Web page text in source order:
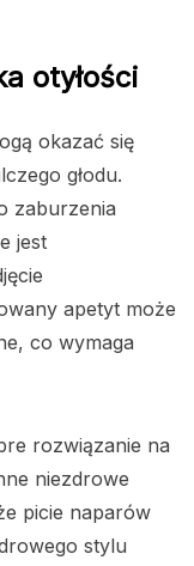
otyłości
okazać się
głodu.
zaburzenia
jest
apetyt może
co wymaga
rozwiązanie na
niezdrowe
picie naparów
stylu